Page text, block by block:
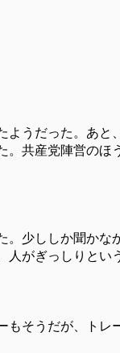
ようだった。あと
共産党陣営のほ
。少ししか聞かな
がぎっしりとい
もそうだが、トレ